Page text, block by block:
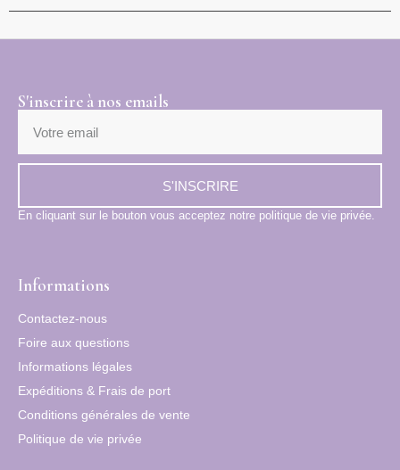
S'inscrire à nos emails
S'INSCRIRE
En cliquant sur le bouton vous acceptez notre politique de vie privée.
Informations
Contactez-nous
Foire aux questions
Informations légales
Expéditions & Frais de port
Conditions générales de vente
Politique de vie privée